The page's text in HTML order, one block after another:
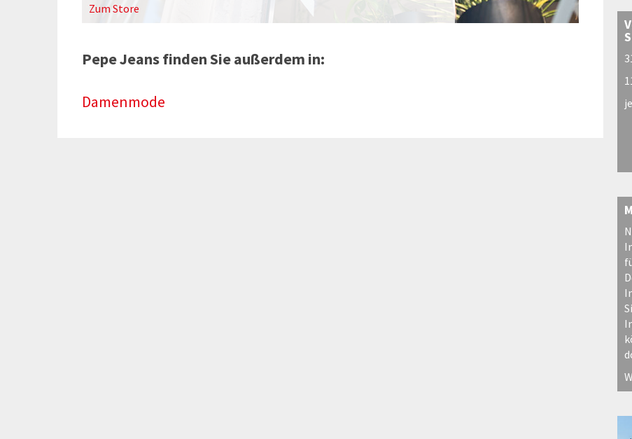
Zum Store
Pepe Jeans finden Sie außerdem in:
Damenmode